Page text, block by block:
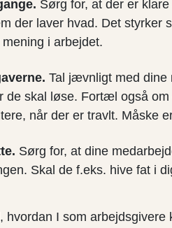
Sørg for, at der er
der laver hvad. Det styrker
i arbejdet.
Tal jævnligt med dine
de skal løse. Fortæl også
når der er travlt. Måske
Sørg for, at dine
Skal de f.eks. hive fat i
hvordan I som arbejdsgivere